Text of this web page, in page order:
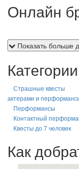
Онлайн
Показать больше
Категории
Страшные квесты
актерами и
Перформансы
Контактный
Квесты до 7 человек
Как